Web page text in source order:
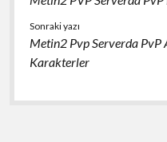
Sonraki yazı
Metin2 Pvp Serverda PvP
Karakterler